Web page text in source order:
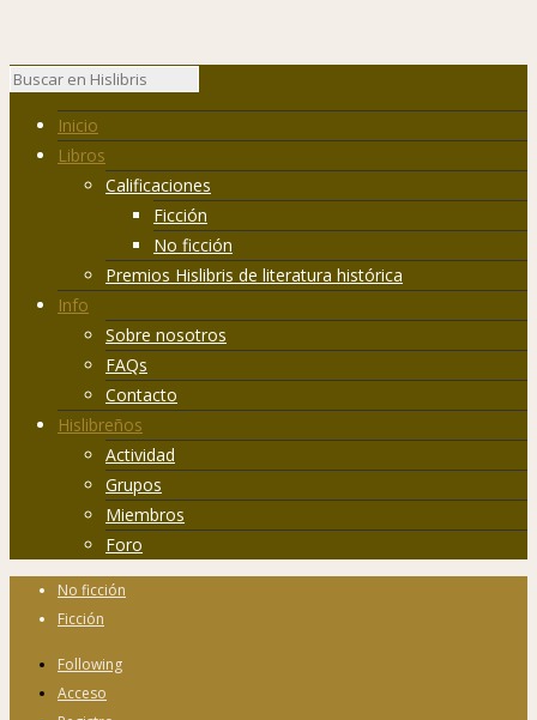
Inicio
Libros
Calificaciones
Ficción
No ficción
Premios Hislibris de literatura histórica
Info
Sobre nosotros
FAQs
Contacto
Hislibreños
Actividad
Grupos
Miembros
Foro
No ficción
Ficción
Following
Acceso